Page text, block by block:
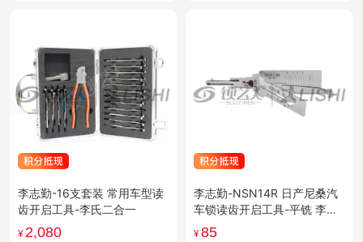
李志勤-16支套装 常用车型读
齿开启工具-李氏二合一
¥2,080
李志勤-NSN14R 日产尼桑汽
车锁读齿开启工具-平铣 李氏
二合一
¥85